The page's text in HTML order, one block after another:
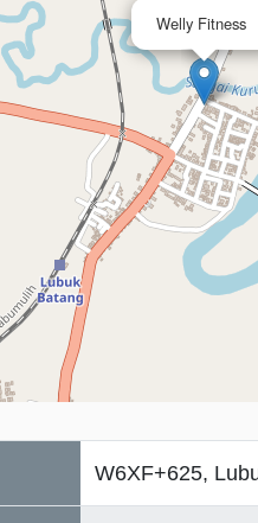
Welly Fitness
W6XF+625,